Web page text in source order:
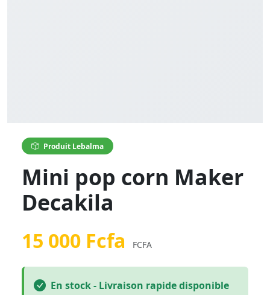
Produit Lebalma
Mini pop corn Maker
Decakila
15 000 Fcfa FCFA
En stock - Livraison rapide disponible